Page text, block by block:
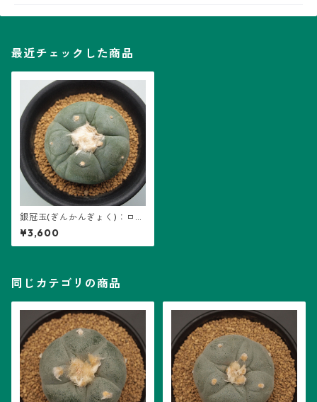
最近チェックした商品
銀冠玉(ぎんかんぎょく)：ロフ
ォフォラ属 (B07)
¥3,600
同じカテゴリの商品